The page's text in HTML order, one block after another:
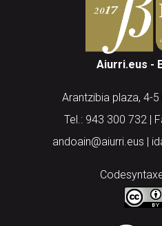
Aiurri.eus -
Arantzibia plaza, 4-5
Tel.: 943 300 732 |
andoain@aiurri.eus |